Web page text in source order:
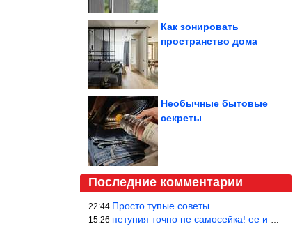
Как зонировать
пространство дома
Необычные бытовые
секреты
Последние комментарии
22:44 Просто тупые советы…
15:26 петуния точно не самосейка! ее и из рассады тяжело вырастить!